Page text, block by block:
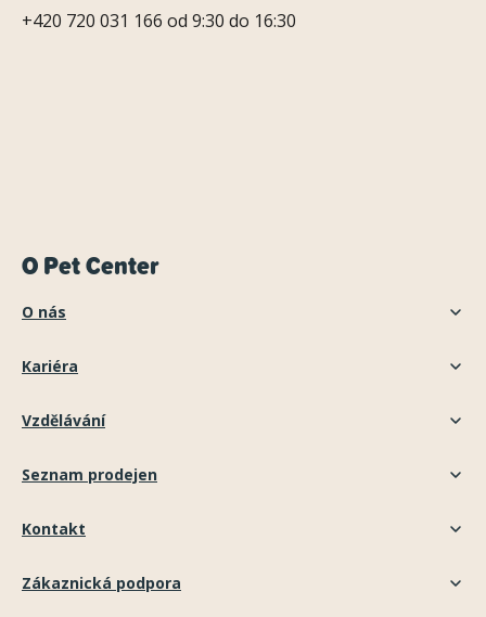
+420 720 031 166 od 9:30 do 16:30
O Pet Center
O nás
Kariéra
Vzdělávání
Seznam prodejen
Kontakt
Zákaznická podpora